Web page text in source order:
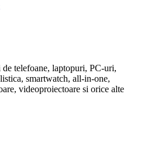
telefoane, laptopuri, PC-uri,
smartwatch, all-in-one,
videoproiectoare si orice alte